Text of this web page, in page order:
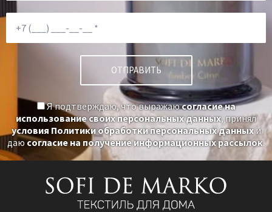
Я подтверждаю, что выражаюсогласие на
использование своих персональных данных, принял
условия Политики обработки персональных данныхи
даюсогласие на получение информационных рассылок.